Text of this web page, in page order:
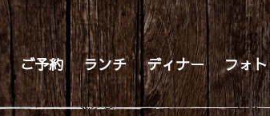
ご予約 ランチ ディナー フォト